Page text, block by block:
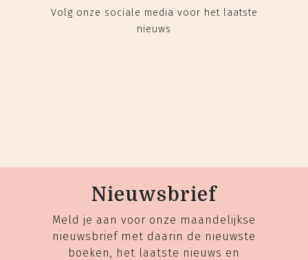
Volg onze sociale media voor het laatste
nieuws
Nieuwsbrief
Meld je aan voor onze maandelijkse
nieuwsbrief met daarin de nieuwste
boeken, het laatste nieuws en